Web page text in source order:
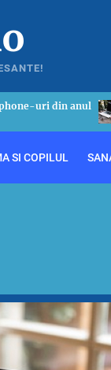
potrivit laptop
SI COPILUL